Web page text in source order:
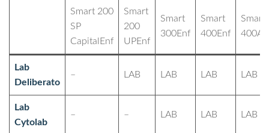
Smart 200
SP
CapitalEnf
Smart
200
UPEnf
Smart
300Enf
Smart
400Enf
Smart
Lab
Deliberato
– LAB LAB LAB LAB
Lab
Cytolab
– – LAB LAB LAB